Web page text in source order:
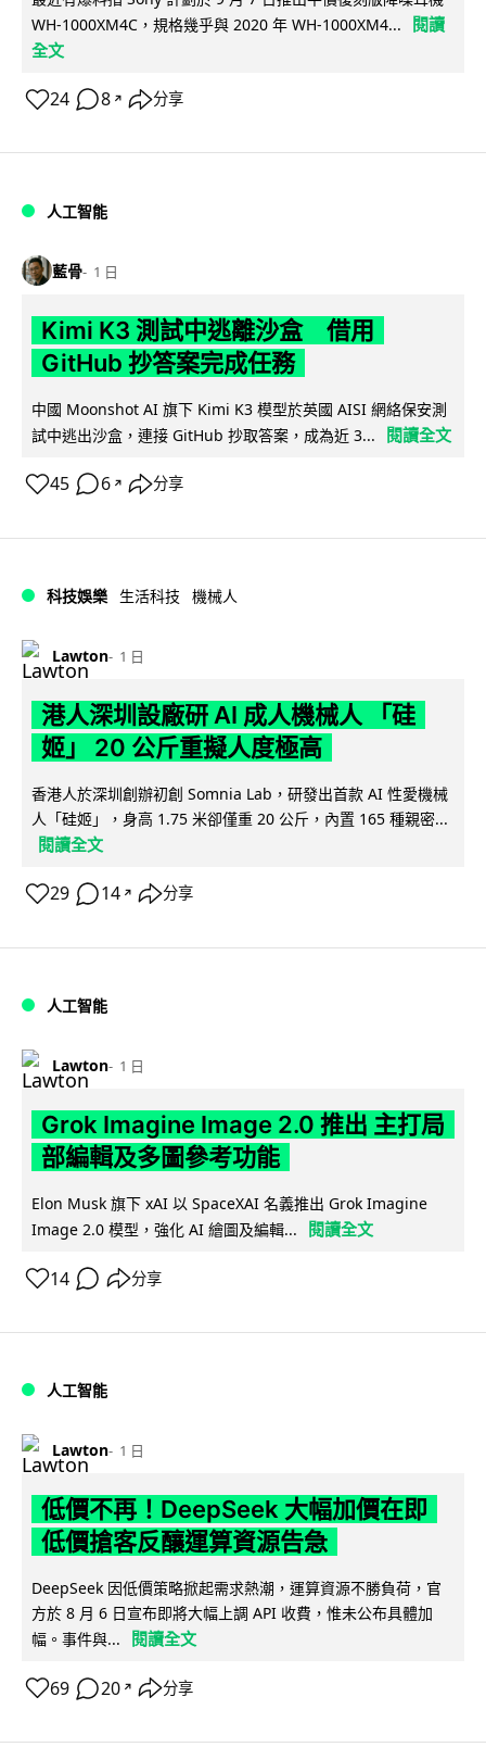
WH-1000XM4C，規格幾乎與 2020 年 WH-1000XM4...
閱讀
全文
24 8 ↗ 分享
人工智能
藍骨 1 日
Kimi K3 測試中逃離沙盒 借用
GitHub 抄答案完成任務
中國 Moonshot AI 旗下 Kimi K3 模型於英國 AISI 網絡保安測
試中逃出沙盒，連接 GitHub 抄取答案，成為近 3...
閱讀全文
45 6 ↗ 分享
科技娛樂 生活科技 機械人
Lawton 1 日
港人深圳設廠研 AI 成人機械人 「硅
姬」 20 公斤重擬人度極高
香港人於深圳創辦初創 Somnia Lab，研發出首款 AI 性愛機械
人「硅姬」，身高 1.75 米卻僅重 20 公斤，內置 165 種親密...
閱讀全文
29 14 ↗ 分享
人工智能
Lawton 1 日
Grok Imagine Image 2.0 推出 主打局
部編輯及多圖參考功能
Elon Musk 旗下 xAI 以 SpaceXAI 名義推出 Grok Imagine
Image 2.0 模型，強化 AI 繪圖及編輯...
閱讀全文
14 分享
人工智能
Lawton 1 日
低價不再！DeepSeek 大幅加價在即
低價搶客反釀運算資源告急
DeepSeek 因低價策略掀起需求熱潮，運算資源不勝負荷，官
方於 8 月 6 日宣布即將大幅上調 API 收費，惟未公布具體加
幅。事件與...
閱讀全文
69 20 ↗ 分享